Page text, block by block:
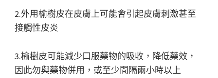
2.外用榆樹皮在皮膚上可能會引起皮膚刺激甚至
接觸性皮炎
3.榆樹皮可能減少口服藥物的吸收，降低藥效，
因此勿與藥物併用，或至少間隔兩小時以上